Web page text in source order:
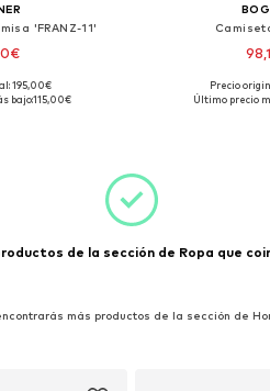
'FRANZ-11'
XXL
195,00€
bajo:115,00€
Tallas
Precio
Último precio
de la sección de Ropa que
más productos de la sección de